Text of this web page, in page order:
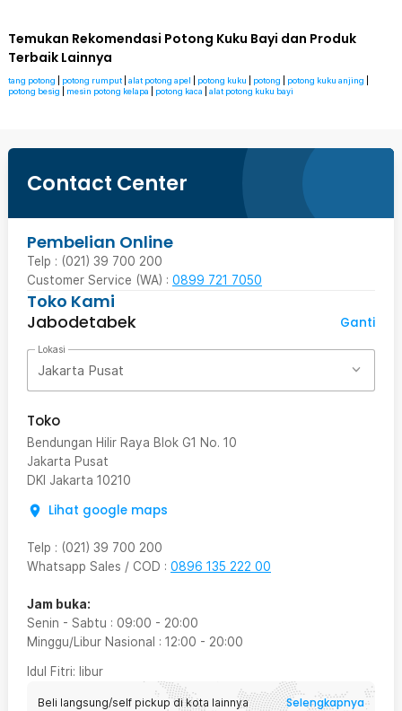
Temukan Rekomendasi Potong Kuku Bayi dan Produk
Terbaik Lainnya
tang potong potong rumput alat potong apel potong kuku potong potong kuku anjing
potong besig
mesin potong kelapa potong kaca alat potong kuku bayi
Contact Center
Pembelian Online
Telp : (021) 39 700 200
Customer Service (WA) : 0899 721 7050
Toko Kami
Jabodetabek
Ganti
Lokasi
Jakarta Pusat
Toko
Bendungan Hilir Raya Blok G1 No. 10
Jakarta Pusat
DKI Jakarta 10210
Lihat google maps
Telp : (021) 39 700 200
Whatsapp Sales / COD : 0896 135 222 00
Jam buka:
Senin - Sabtu : 09:00 - 20:00
Minggu/Libur Nasional : 12:00 - 20:00
Idul Fitri: libur
Beli langsung/self pickup di kota lainnya Selengkapnya